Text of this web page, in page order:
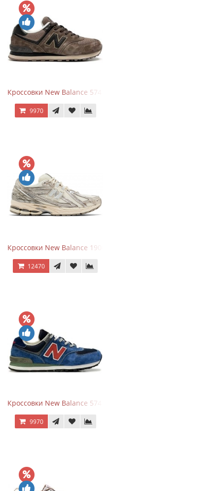
Кроссовки New Balance 574 Umber Black
9970
Кроссовки New Balance 1906R Arid Stone
12470
Кроссовки New Balance 574 Blue Black Red синий с красным
9970